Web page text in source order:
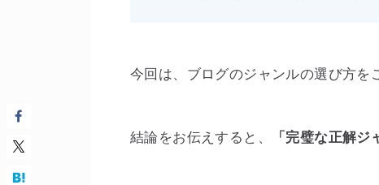
今回は、ブログのジャンルの選び方を
結論をお伝えすると、 「完璧な正解